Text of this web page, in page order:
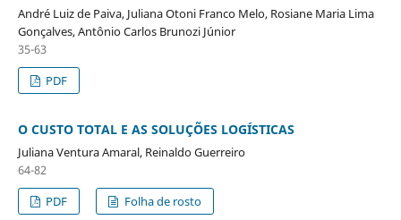
André Luiz de Paiva, Juliana Otoni Franco Melo, Rosiane Maria Lima
Gonçalves, Antônio Carlos Brunozi Júnior
35-63
PDF
O CUSTO TOTAL E AS SOLUÇÕES LOGÍSTICAS
Juliana Ventura Amaral, Reinaldo Guerreiro
64-82
PDF
Folha de rosto